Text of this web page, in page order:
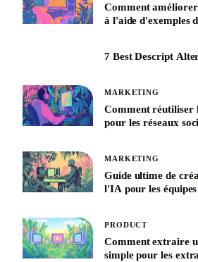
Comment
à l'aide d'exemples
7 Best Descript
MARKETING
Comment réutiliser
pour les réseaux
MARKETING
Guide ultime de
l'IA pour les
PRODUCT
Comment extraire
simple pour les